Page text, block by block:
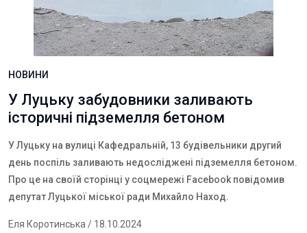
НОВИНИ
У Луцьку забудовники заливають
історичні підземелля бетоном
У Луцьку на вулиці Кафедральній, 13 будівельники другий
день поспіль заливають недосліджені підземелля бетоном.
Про це на своїй сторінці у соцмережі Facebook повідомив
депутат Луцької міської ради Михайло Наход.
Еля Коротинська / 18.10.2024